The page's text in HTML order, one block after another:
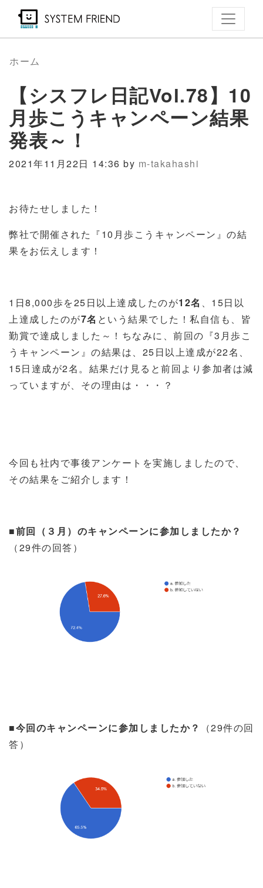
ン
コ
ツ
に
ホーム
【シスフレ日記Vol.78】10
月歩こうキャンペーン結果
発表～！
2021年11月22日 14:36 by m-takahashi
お待たせしました！
弊社で開催された『10 月歩こうキャンペーン』の結
果をお伝えします！
1 日8,000歩を25日以上達成したのが12名 、 15日以
上達成したのが7名 という結果でした！私自信も、皆
勤賞で達成しました～！ちなみに、前回の『3 月歩こ
うキャンペーン』の結果は、 25日以上達成が22名、
15日達成が2名。結果だけ見ると前回より参加者は減
っていますが、その理由は・・・？
今回も社内で事後アンケートを実施しましたので、
その結果をご紹介します！
■前回（３月）のキャンペーンに参加しましたか？
（29件の回答）
■今回のキャンペーンに参加しましたか？ （29件の回
答）